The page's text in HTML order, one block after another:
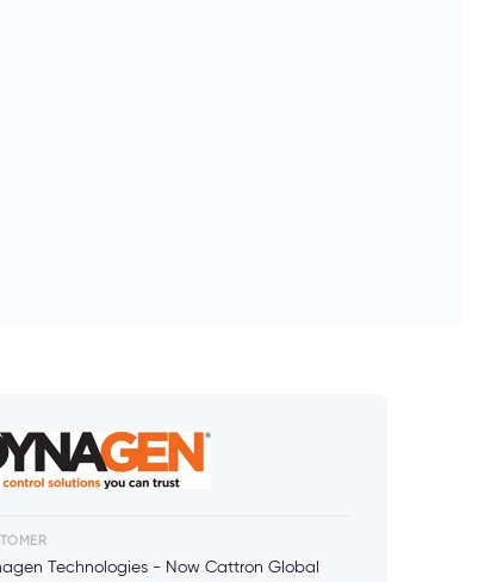
Technologies - Now Cattron Global